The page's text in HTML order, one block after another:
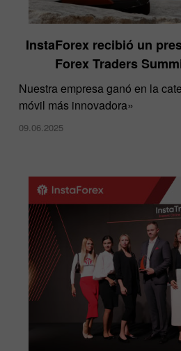
InstaForex recibió un
Forex Traders
Nuestra empresa ganó en la
móvil más innovadora»
09.06.2025